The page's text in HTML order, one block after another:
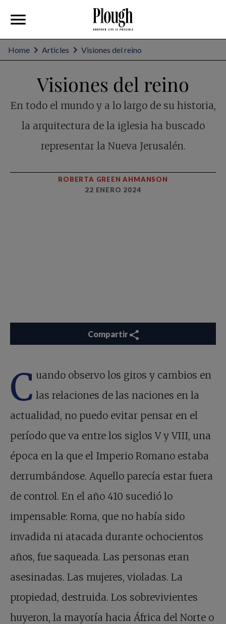
Home Articles Visiones del reino
Visiones del reino
En todo el mundo y a lo largo de su historia,
la arquitectura de la iglesia ha buscado
representar la Nueva Jerusalén.
ROBERTA GREEN AHMANSON
22 ENERO 2024
Compartir
C uando observo los giros y cambios en
las relaciones de las naciones en la
actualidad, no puedo evitar pensar en el
período que va entre los siglos V y VIII, una
época en la que el Imperio Romano estaba
derrumbándose. Aquello parecía estar fuera
de control. En el año 410 sucedió lo
impensable: Roma, que no había sido
invadida ni atacada durante ochocientos
años, fue saqueada. Las personas eran
asesinadas. Las mujeres, violadas. La
propiedad, destruida. Los sobrevivientes
huyeron, la mayoría hacia África del Norte o